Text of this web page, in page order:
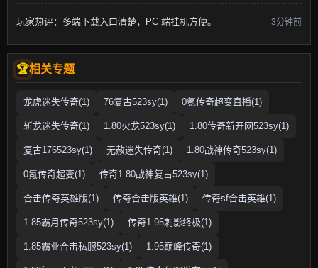
玩家热评：多端下载入口清楚，PC 端挂机方便。 3分钟前
相关专题
龙虎迷失传奇(1) 76复古523sy(1) 0氪传奇超变直播(1)
斩龙迷失传奇(1) 1.80火龙523sy(1) 1.80传奇新开网523sy(1)
复古176523sy(1) 无赦迷失传奇(1) 1.80战神传奇523sy(1)
0氪传奇超变(1) 传奇1.80战神复古523sy(1)
合击传奇英雄版(1) 传奇合击版英雄(1) 传奇sf合击英雄(1)
1.85霸月传奇523sy(1) 传奇1.95刺影终极(1)
1.85霸业合击私服523sy(1) 1.95巅峰传奇(1)